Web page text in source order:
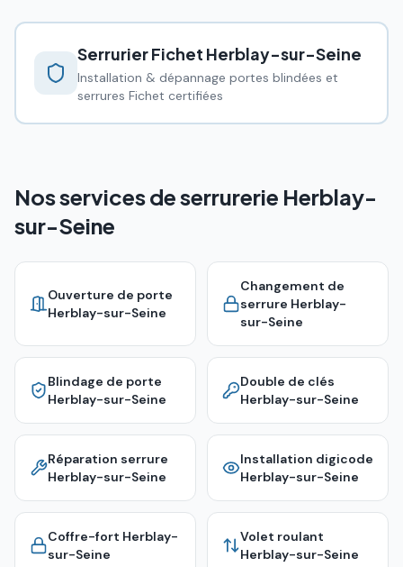
Serrurier Fichet Herblay-sur-Seine
Installation & dépannage portes blindées et
serrures Fichet certifiées
Nos services de serrurerie Herblay-
sur-Seine
Ouverture de porte
Herblay-sur-Seine
Changement de
serrure Herblay-
sur-Seine
Blindage de porte
Herblay-sur-Seine
Double de clés
Herblay-sur-Seine
Réparation serrure
Herblay-sur-Seine
Installation digicode
Herblay-sur-Seine
Coffre-fort Herblay-
sur-Seine
Volet roulant
Herblay-sur-Seine